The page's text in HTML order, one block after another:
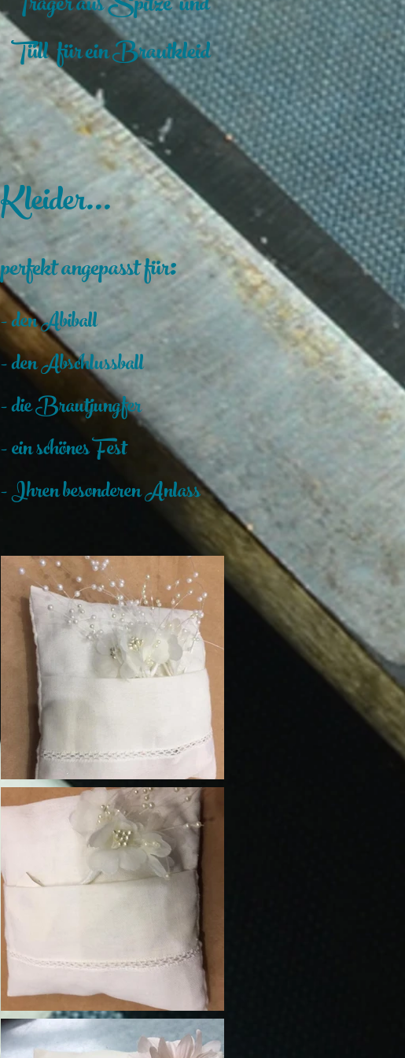
Tüll für ein Brautkleid
Kleider...
perfekt angepasst für:
- den Abiball
- den Abschlussball
- die Brautjungfer
- ein schönes Fest
- Ihren besonderen Anlass